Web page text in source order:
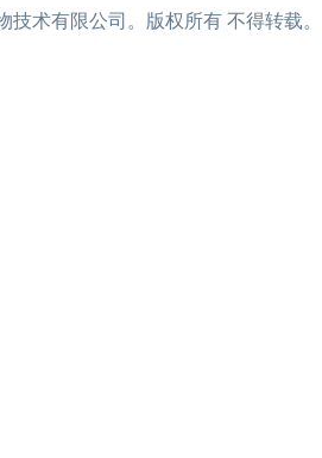
技术有限公司。版权所有 不得转载。